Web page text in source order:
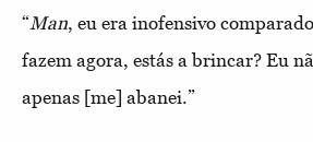
“Man, eu era inofensivo
fazem agora, estás a brincar? Eu
apenas [me] abanei.”